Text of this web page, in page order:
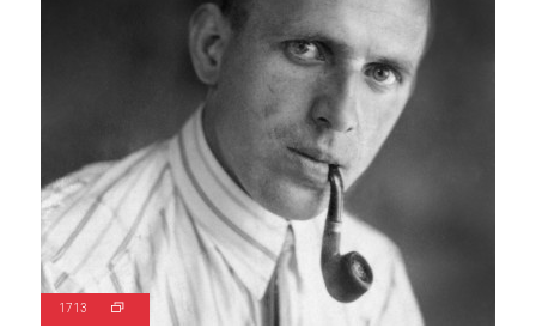
1713